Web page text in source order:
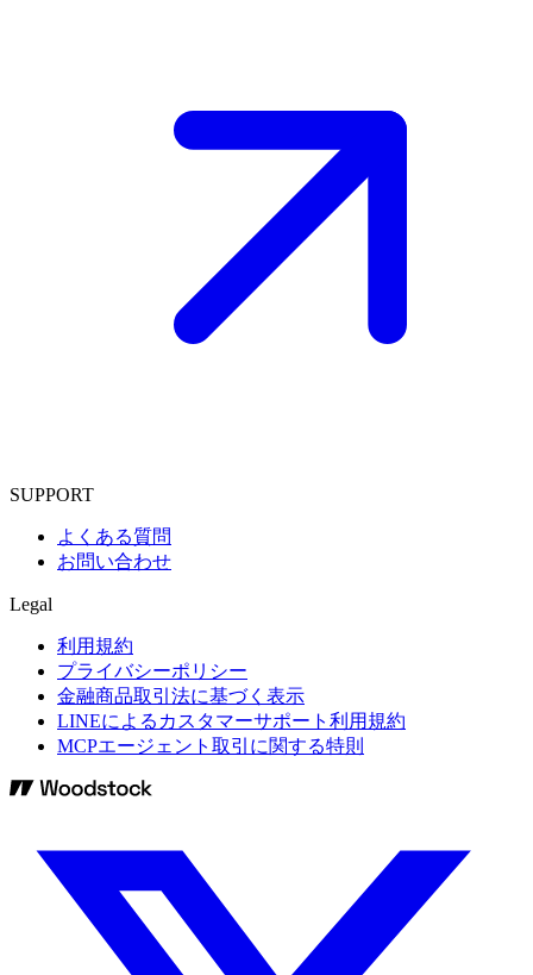
SUPPORT
よくある質問
お問い合わせ
Legal
利用規約
プライバシーポリシー
金融商品取引法に基づく表示
LINEによるカスタマーサポート利用規約
MCPエージェント取引に関する特則